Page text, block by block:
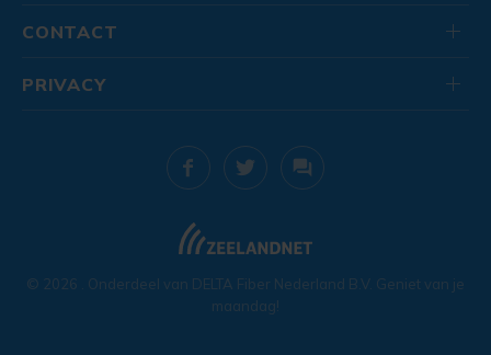
CONTACT
© 2026 . Onderdeel van DELTA Fiber Nederland B.V. Geniet van je
maandag!
PRIVACY